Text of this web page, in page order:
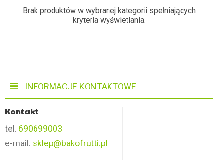
Brak produktów w wybranej kategorii spełniających
kryteria wyświetlania.
INFORMACJE KONTAKTOWE
Kontakt
tel. 690699003
e-mail: sklep@bakofrutti.pl